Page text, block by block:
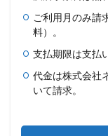
ご利用月のみ請
料）。
支払期限は支払
代金は株式会社
いて請求。